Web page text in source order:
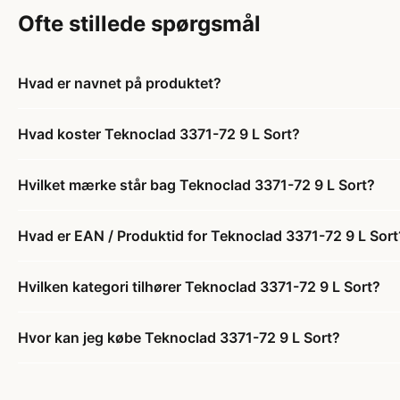
Ofte stillede spørgsmål
Hvad er navnet på produktet?
Hvad koster Teknoclad 3371-72 9 L Sort?
Hvilket mærke står bag Teknoclad 3371-72 9 L Sort?
Hvad er EAN / Produktid for Teknoclad 3371-72 9 L
Hvilken kategori tilhører Teknoclad 3371-72 9 L Sort?
Hvor kan jeg købe Teknoclad 3371-72 9 L Sort?